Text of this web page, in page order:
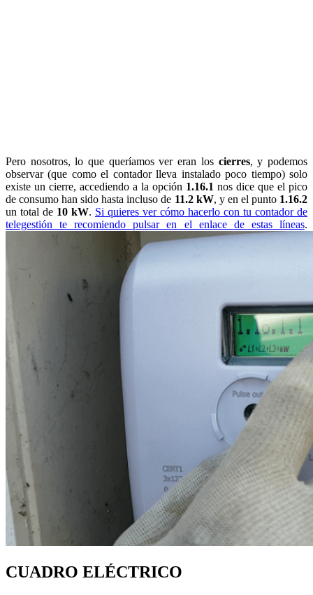
Pero nosotros, lo que queríamos ver eran los cierres, y podemos
observar (que como el contador lleva instalado poco tiempo) solo
existe un cierre, accediendo a la opción 1.16.1 nos dice que el pico
de consumo han sido hasta incluso de 11.2 kW, y en el punto 1.16.2
un total de 10 kW. Si quieres ver cómo hacerlo con tu contador de
telegestión te recomiendo pulsar en el enlace de estas líneas.
CUADRO ELÉCTRICO